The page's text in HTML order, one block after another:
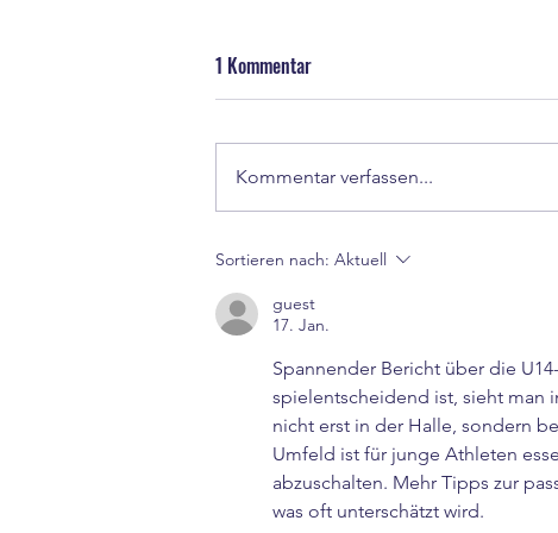
Nationalmannschaft Ü50 - Marcus
Europameisterschaft in Athen
1 Kommentar
Kommentar verfassen...
Sortieren nach: Aktuell
guest
17. Jan.
Spannender Bericht über die
spielentscheidend ist, sieht man
nicht erst in der Halle, sondern
Umfeld ist für junge Athleten
abzuschalten. Mehr Tipps zur
was oft unterschätzt wird.